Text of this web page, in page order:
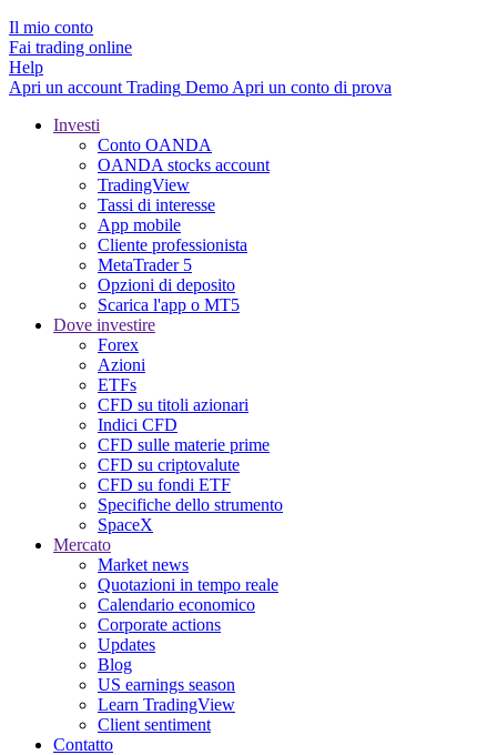
Il mio conto
Fai trading online
Help
Apri un account Trading Demo Apri un conto di prova
Investi
Conto OANDA
OANDA stocks account
TradingView
Tassi di interesse
App mobile
Cliente professionista
MetaTrader 5
Opzioni di deposito
Scarica l'app o MT5
Dove investire
Forex
Azioni
ETFs
CFD su titoli azionari
Indici CFD
CFD sulle materie prime
CFD su criptovalute
CFD su fondi ETF
Specifiche dello strumento
SpaceX
Mercato
Market news
Quotazioni in tempo reale
Calendario economico
Corporate actions
Updates
Blog
US earnings season
Learn TradingView
Client sentiment
Contatto